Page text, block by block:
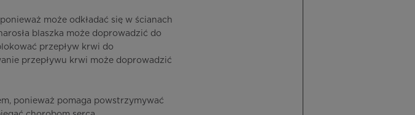
może odkładać się w ścianach
blaszka może doprowadzić do
przepływ krwi do
przepływu krwi może doprowadzić
ponieważ pomaga powstrzymywać